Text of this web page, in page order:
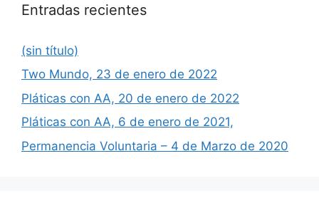
Entradas recientes
(sin título)
Two Mundo, 23 de enero de 2022
Pláticas con AA, 20 de enero de 2022
Pláticas con AA, 6 de enero de 2021,
Permanencia Voluntaria – 4 de Marzo de 2020